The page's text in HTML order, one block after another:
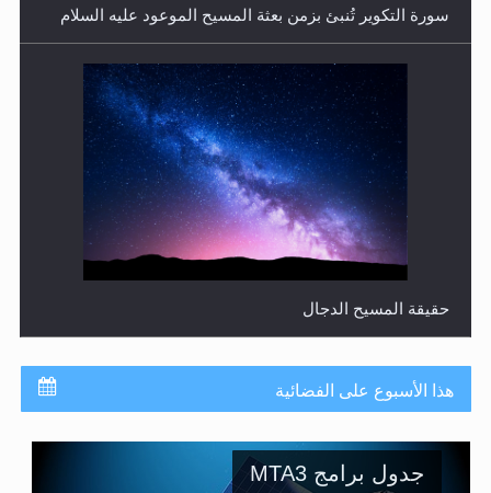
سورة التكوير تُنبئ بزمن بعثة المسيح الموعود عليه السلام
حقيقة المسيح الدجال
هذا الأسبوع على الفضائية
جدول برامج MTA3